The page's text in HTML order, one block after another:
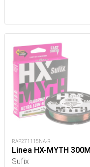
RAP271115NA-R
Linea HX-MYTH 300M
Sufix